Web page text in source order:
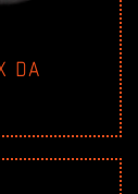
DA